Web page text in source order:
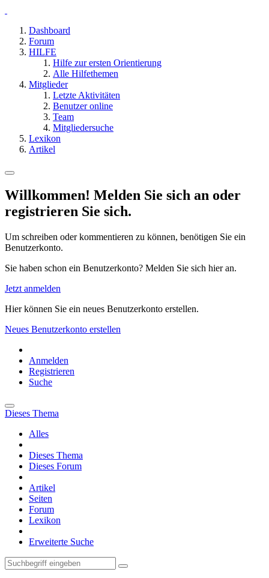
Dashboard
Forum
HILFE
Hilfe zur ersten Orientierung
Alle Hilfethemen
Mitglieder
Letzte Aktivitäten
Benutzer online
Team
Mitgliedersuche
Lexikon
Artikel
Willkommen! Melden Sie sich an oder
registrieren Sie sich.
Um schreiben oder kommentieren zu können, benötigen Sie ein
Benutzerkonto.
Sie haben schon ein Benutzerkonto? Melden Sie sich hier an.
Jetzt anmelden
Hier können Sie ein neues Benutzerkonto erstellen.
Neues Benutzerkonto erstellen
Anmelden
Registrieren
Suche
Dieses Thema
Alles
Dieses Thema
Dieses Forum
Artikel
Seiten
Forum
Lexikon
Erweiterte Suche